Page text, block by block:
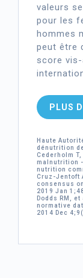
valeurs
pour les
hommes
peut être
score
PLUS
Haute
dénutrition
Cederholm
malnutrition
nutrition
Cruz-Jentoft
consensus
2019 Jan
Dodds RM,
normative
2014 Dec